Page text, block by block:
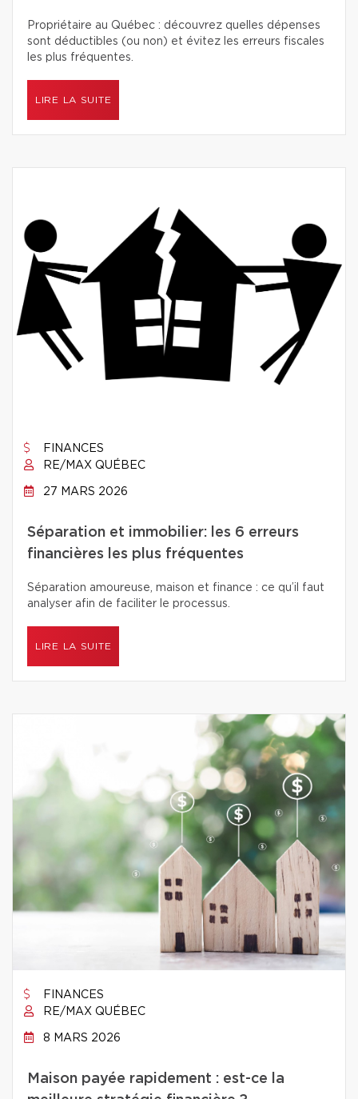
Propriétaire au Québec : découvrez quelles dépenses
sont déductibles (ou non) et évitez les erreurs fiscales
les plus fréquentes.
LIRE LA SUITE
FINANCES
RE/MAX QUÉBEC
27 MARS 2026
Séparation et immobilier: les 6 erreurs
financières les plus fréquentes
Séparation amoureuse, maison et finance : ce qu’il faut
analyser afin de faciliter le processus.
LIRE LA SUITE
FINANCES
RE/MAX QUÉBEC
8 MARS 2026
Maison payée rapidement : est-ce la